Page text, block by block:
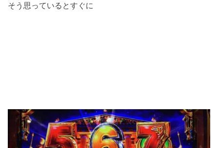
そう思っているとすぐに